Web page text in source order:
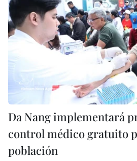
Da Nang implementará
control médico gratuito
población